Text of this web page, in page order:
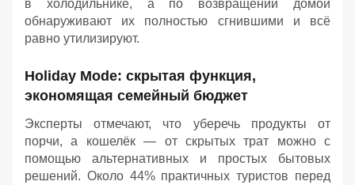
в холодильнике, а по возвращении домой
обнаруживают их полностью сгнившими и всё
равно утилизируют.
Holiday Mode: скрытая функция,
экономящая семейный бюджет
Эксперты отмечают, что уберечь продукты от
порчи, а кошелёк — от скрытых трат можно с
помощью альтернативных и простых бытовых
решений. Около 44% практичных туристов перед